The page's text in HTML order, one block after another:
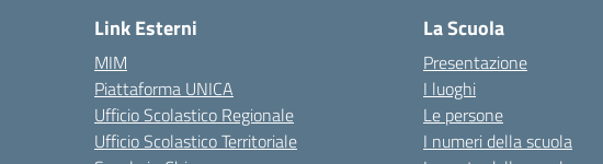
Link Esterni
MIM
Piattaforma UNICA
Ufficio Scolastico Regionale
Ufficio Scolastico Territoriale
La Scuola
Presentazione
I luoghi
Le persone
I numeri della scuola